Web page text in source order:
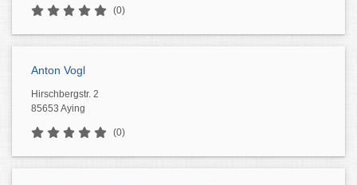
(0)
Anton Vogl
Hirschbergstr. 2
85653 Aying
(0)